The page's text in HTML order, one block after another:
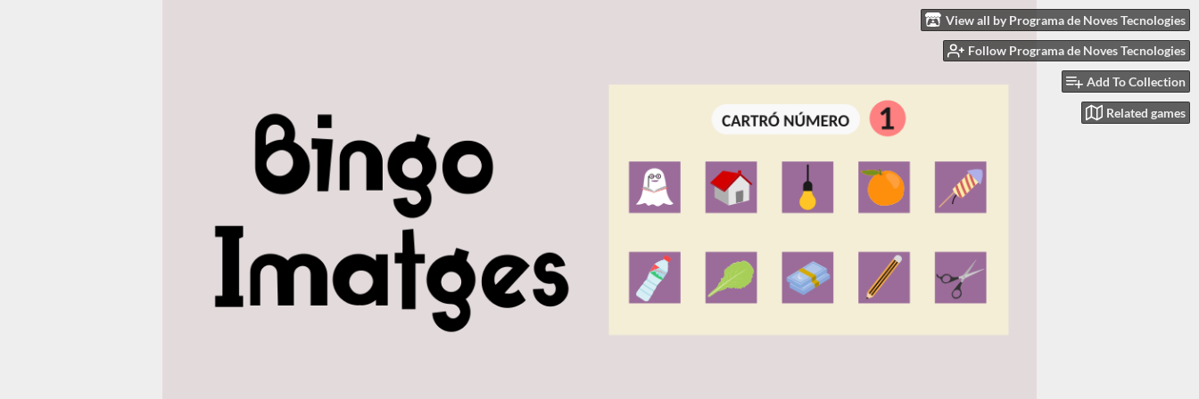
View all by Programa de Noves Tecnologies
Follow Programa de Noves Tecnologies
Add To Collection
Related games